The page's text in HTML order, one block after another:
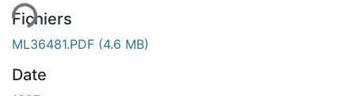
Fichiers
ML36481.PDF (4.6 MB)
Date